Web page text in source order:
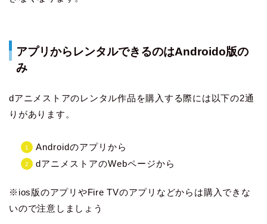
アプリからレンタルできるのはAndroido版の
み
dアニメストアのレンタル作品を購入する際には以下の2通
りがあります。
Androidのアプリから
dアニメストアのWebページから
※ios版のアプリやFire TVのアプリなどからは購入できな
いので注意しましょう